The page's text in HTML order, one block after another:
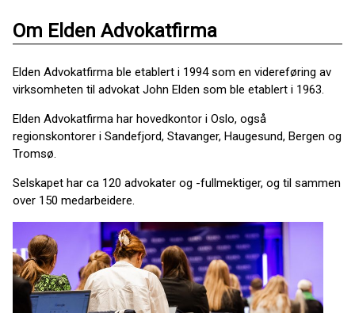
Om Elden Advokatfirma
Elden Advokatfirma ble etablert i 1994 som en videreføring av
virksomheten til advokat John Elden som ble etablert i 1963.
Elden Advokatfirma har hovedkontor i Oslo, også
regionskontorer i Sandefjord, Stavanger, Haugesund, Bergen og
Tromsø.
Selskapet har ca 120 advokater og -fullmektiger, og til sammen
over 150 medarbeidere.